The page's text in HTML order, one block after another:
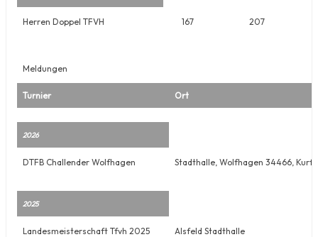
Herren Doppel TFVH 167 207
Meldungen
Turnier Ort
2026
DTFB Challender Wolfhagen Stadthalle, Wolfhagen 34466,
2025
Landesmeisterschaft Tfvh 2025 Alsfeld Stadthalle